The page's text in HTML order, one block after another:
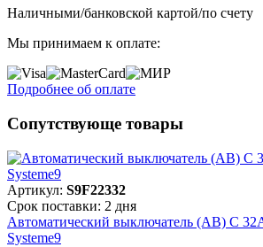
Наличными/банковской картой/по счету
Мы принимаем к оплате:
Подробнее об оплате
Сопутствующе товары
Артикул: S9F22332
Срок поставки: 2 дня
Автоматический выключатель (АВ) C
Systeme9